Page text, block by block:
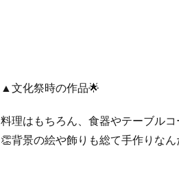
▲文化祭時の作品🌟
料理はもちろん、食器やテーブル
👏背景の絵や飾りも総て手作りな